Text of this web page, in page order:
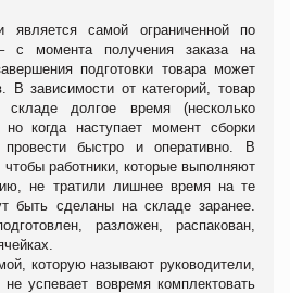
является самой ограниченной по
с момента получения заказа на
подготовки товара может
В зависимости от категорий
товар
долгое время (несколько
когда наступает момент сборки
быстро и оперативно. В
работники, которые выполняют
не тратили лишнее время на те
быть сделаны на складе заранее.
разложен, распакован,
которую называют руководители,
успевает вовремя комплектовать